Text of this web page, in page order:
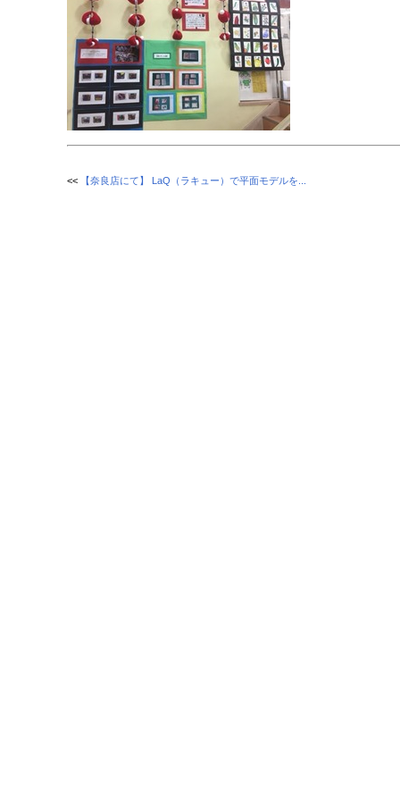
<< 【奈良店にて】 LaQ（ラキュー）で平面モデルを...